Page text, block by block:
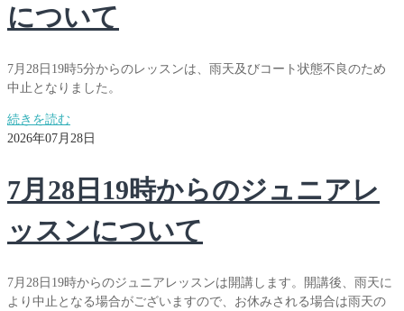
について
7月28日19時5分からのレッスンは、雨天及びコート状態不良のため
中止となりました。
続きを読む
2026年07月28日
7月28日19時からのジュニアレ
ッスンについて
7月28日19時からのジュニアレッスンは開講します。開講後、雨天に
より中止となる場合がございますので、お休みされる場合は雨天の